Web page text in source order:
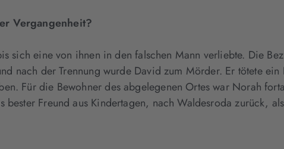
Vergangenheit?
sich eine von ihnen in den falschen Mann verliebte. Die
nach der Trennung wurde David zum Mörder. Er tötete
Für die Bewohner des abgelegenen Ortes war Norah
bester Freund aus Kindertagen, nach Waldesroda zurück,